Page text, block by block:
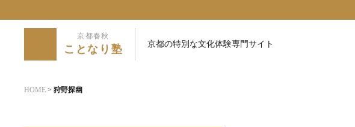
京都春秋
ことなり塾 京都の特別な文化体験専門サイト
HOME > 狩野探幽